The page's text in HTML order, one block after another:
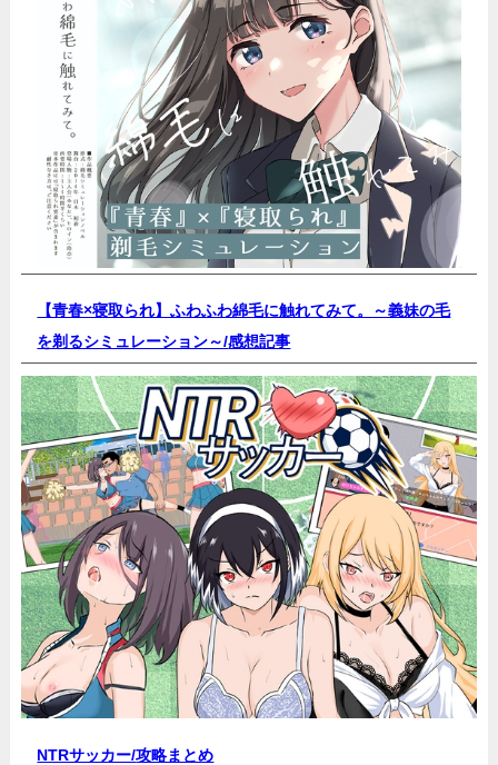
【青春×寝取られ】ふわふわ綿毛に触れてみて。～義妹の毛
を剃るシミュレーション～/感想記事
NTRサッカー/攻略まとめ